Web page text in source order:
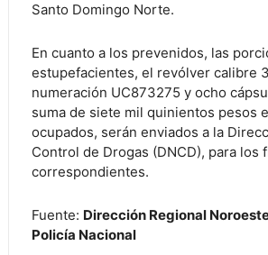
Santo Domingo Norte.
En cuanto a los prevenidos, las
estupefacientes, el revólver calibre
numeración UC873275 y ocho
suma de siete mil quinientos pesos
ocupados, serán enviados a la
Control de Drogas (DNCD), para los
correspondientes.
Fuente: Dirección Regional
Policía Nacional